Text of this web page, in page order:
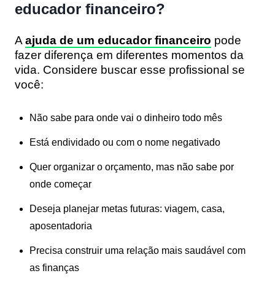
educador financeiro?
Aajuda de um educador financeiro pode
fazer diferença em diferentes momentos da
vida. Considere buscar esse profissional se
você:
Não sabe para onde vai o dinheiro todo mês
Está endividado ou com o nome negativado
Quer organizar o orçamento, mas não sabe por
onde começar
Deseja planejar metas futuras: viagem, casa,
aposentadoria
Precisa construir uma relação mais saudável com
as finanças